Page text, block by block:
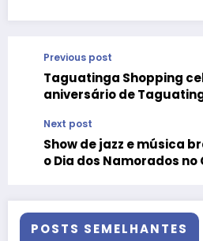
Previous post
Taguatinga Shopping
aniversário de
Next post
Show de jazz e música
o Dia dos Namorados
POSTS SEMELHANTES